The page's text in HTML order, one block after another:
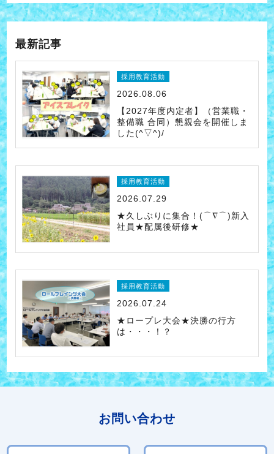
最新記事
採用教育活動
2026.08.06
【2027年度内定者】（営業職・
整備職 合同）懇親会を開催しま
した(^▽^)/
採用教育活動
2026.07.29
★久しぶりに集合！(⌒∇⌒)新入
社員★配属後研修★
採用教育活動
2026.07.24
★ロープレ大会★決勝の行方
は・・・！？
お問い合わせ